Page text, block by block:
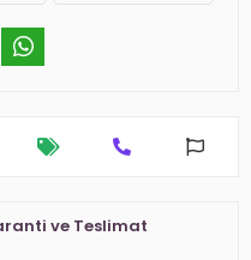
ve Teslimat